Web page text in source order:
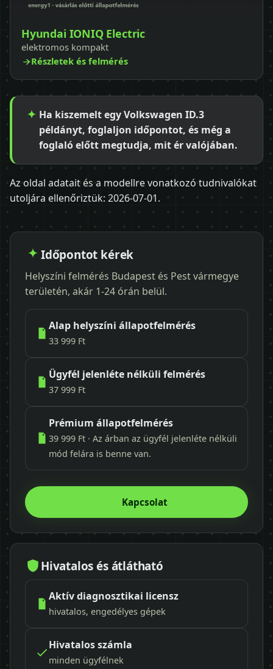
Hyundai IONIQ Electric
elektromos kompakt
Részletek és felmérés
Ha kiszemelt egy Volkswagen ID.3
példányt, foglaljon időpontot, és még a
foglaló előtt megtudja, mit ér valójában.
Az oldal adatait és a modellre vonatkozó tudnivalókat
utoljára ellenőriztük: 2026-07-01.
Időpontot kérek
Helyszíni felmérés Budapest és Pest vármegye
területén, akár 1-24 órán belül.
Alap helyszíni állapotfelmérés
33 999 Ft
Ügyfél jelenléte nélküli felmérés
37 999 Ft
Prémium állapotfelmérés
39 999 Ft · Az árban az ügyfél jelenléte nélküli
mód felára is benne van.
Kapcsolat
Hivatalos és átlátható
Aktív diagnosztikai licensz
hivatalos, engedélyes gépek
Hivatalos számla
minden ügyfélnek